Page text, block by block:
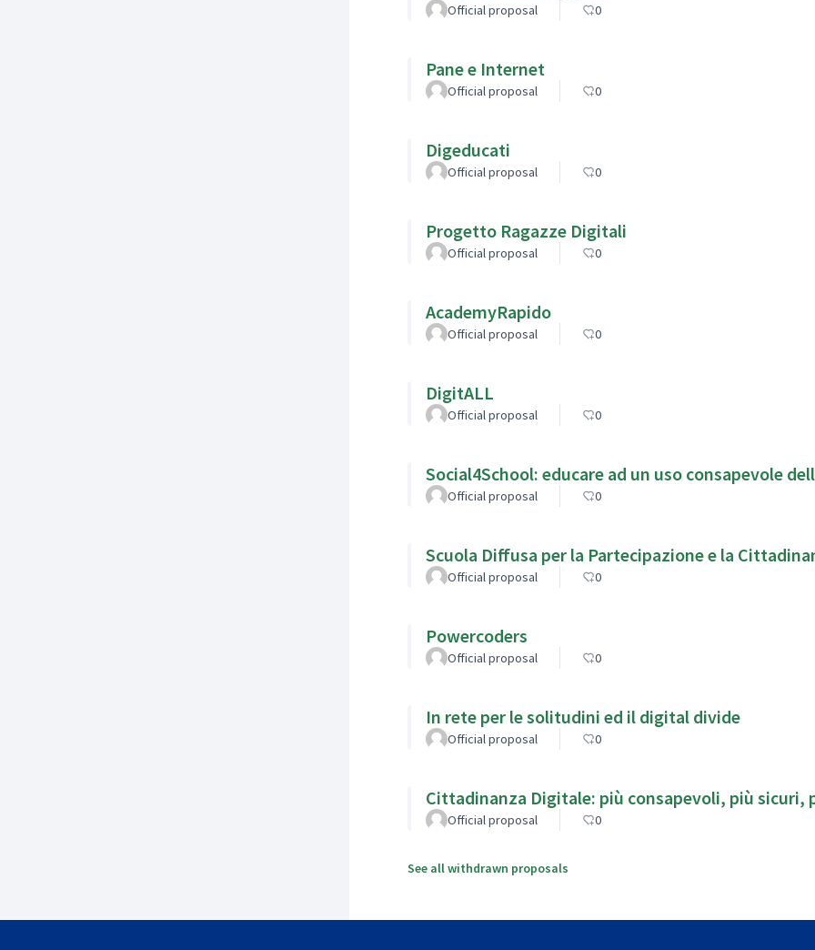
Official proposal 0
Pane e Internet
Official proposal 0
Digeducati
Official proposal 0
Progetto Ragazze Digitali
Official proposal 0
AcademyRapido
Official proposal 0
DigitALL
Official proposal 0
Social4School: educare ad un uso consapevole
Official proposal 0
Scuola Diffusa per la Partecipazione e la
Official proposal 0
Powercoders
Official proposal 0
In rete per le solitudini ed il digital divide
Official proposal 0
Cittadinanza Digitale: più consapevoli, più sicuri,
Official proposal 0
See all withdrawn proposals